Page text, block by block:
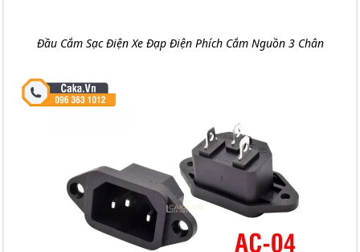
Đầu Cắm Sạc Điện Xe Đạp Điện Phích Cắm Nguồn 3 Chân